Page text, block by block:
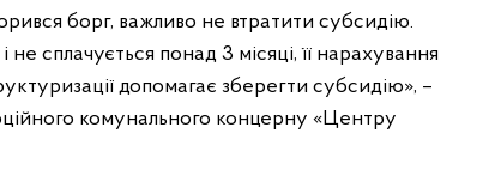
борг, важливо не втратити субсидію.
сплачується понад 3 місяці, її нарахування
допомагає зберегти субсидію», –
комунального концерну «Центру